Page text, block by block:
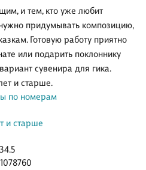
и тем, кто уже любит
придумывать композицию,
Готовую работу приятно
или подарить поклоннику
сувенира для гика.
и старше.
по номерам
и старше